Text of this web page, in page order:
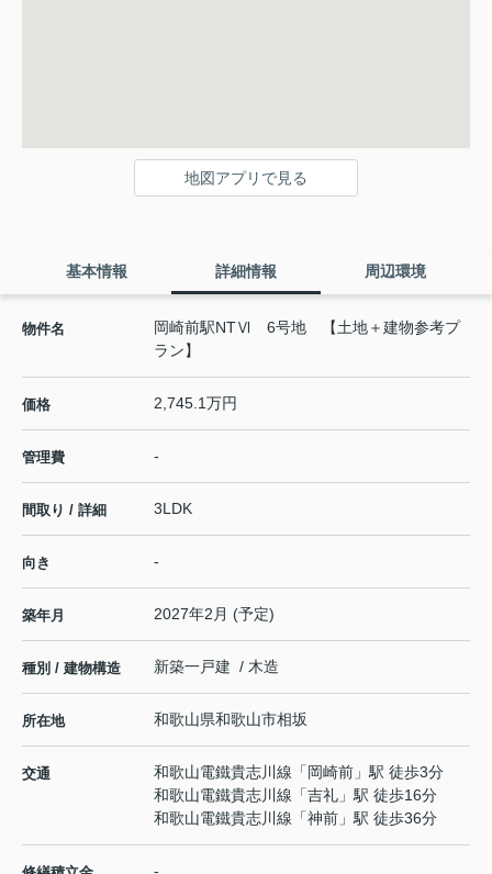
地図アプリで見る
基本情報 詳細情報 周辺環境
物件名
岡崎前駅NTⅥ 6号地 【土地＋建物参考プ
ラン】
価格 2,745.1万円
管理費 -
間取り / 詳細 3LDK
向き -
築年月 2027年2月 (予定)
種別 / 建物構造 新築一戸建 / 木造
所在地 和歌山県和歌山市相坂
交通 和歌山電鐵貴志川線 「 岡崎前 」駅 徒歩3分
和歌山電鐵貴志川線 「吉礼 」駅 徒歩16分
和歌山電鐵貴志川線 「神前 」駅 徒歩36分
-